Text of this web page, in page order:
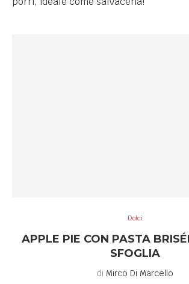
Dolci
APPLE PIE CON PASTA
SFOGLIA
di Mirco Di Marcello